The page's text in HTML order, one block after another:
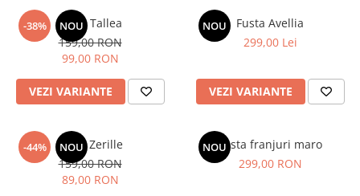
Accesorii
Incaltaminte
Pantaloni
Veste
Paltoane
-38% NOU
Fusta Tallea
159,00 RON
99,00 RON
VEZI VARIANTE
NOU
Fusta Avellia
299,00 Lei
VEZI VARIANTE
-44% NOU
Fusta Zerille
159,00 RON
89,00 RON
NOUFusta franjuri maro
299,00 RON